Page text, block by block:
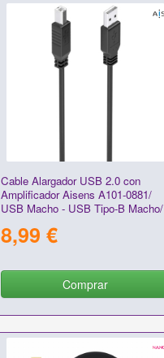
Cable Alargador USB 2.0 con
Amplificador Aisens A101-0881/
USB Macho - USB Tipo-B Macho/
8,99 €
Comprar